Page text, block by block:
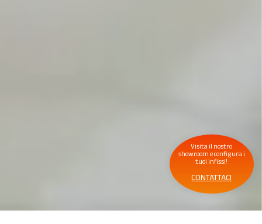
Visita il nostro
showroom e configura i
tuoi infissi!
CONTATTACI